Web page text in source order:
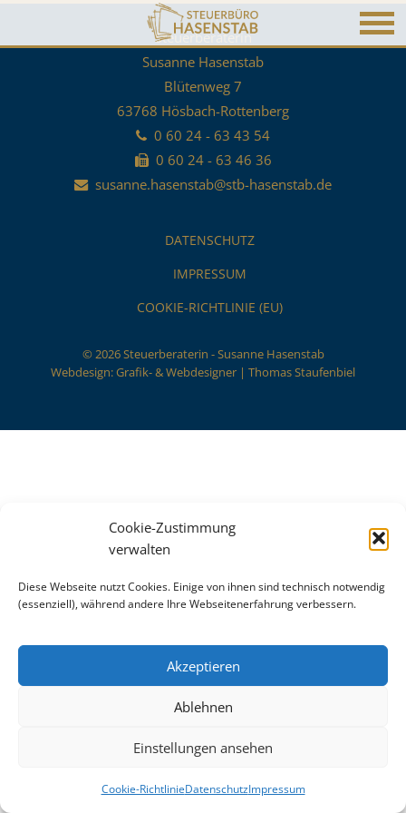
Cookie-Zustimmung
verwalten
Diese Webseite nutzt Cookies. Einige von ihnen sind technisch notwendig
(essenziell), während andere Ihre Webseitenerfahrung verbessern.
Akzeptieren
Ablehnen
Einstellungen ansehen
Cookie-RichtlinieDatenschutzImpressum
Steuerberaterin
Susanne Hasenstab
Blütenweg 7
63768 Hösbach-Rottenberg
0 60 24 - 63 43 54
0 60 24 - 63 46 36
susanne.hasenstab@stb-hasenstab.de
DATENSCHUTZ
IMPRESSUM
COOKIE-RICHTLINIE (EU)
© 2026 Steuerberaterin - Susanne Hasenstab
Webdesign:Grafik- & Webdesigner | Thomas Staufenbiel